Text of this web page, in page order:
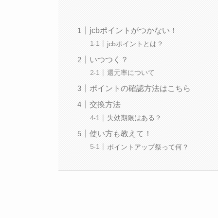
jcbポイントがつかない！
jcbポイントとは？
いつつく？
還元率について
ポイントの確認方法はこちら
交換方法
失効期限はある？
使い方も教えて！
ポイントアップ祭って何？